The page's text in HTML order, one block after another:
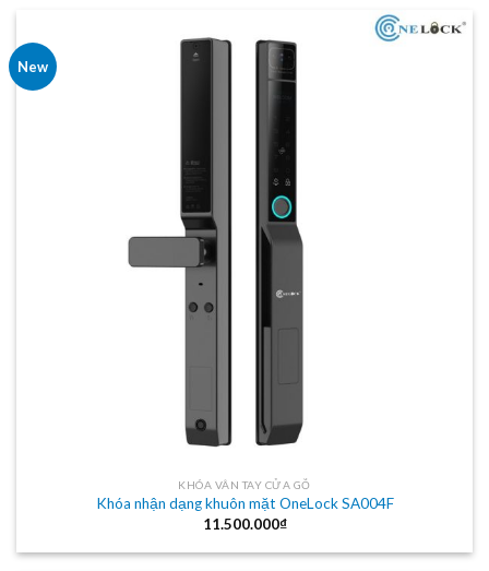
New
KHÓA VÂN TAY CỬA GỖ
Khóa nhận dạng khuôn mặt OneLock SA004F
11.500.000₫